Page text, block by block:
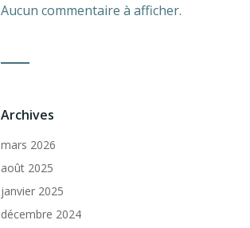
Aucun commentaire à afficher.
Archives
mars 2026
août 2025
janvier 2025
décembre 2024